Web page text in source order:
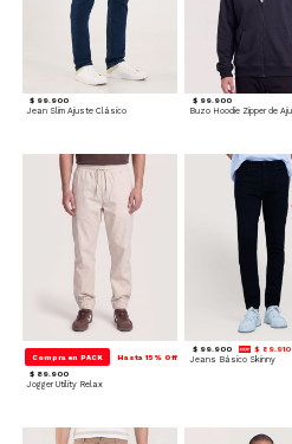
$ 99.900
Jean Slim Ajuste Clásico
$ 99.900
Compra en PACK Hasta 15% Off
$ 89.900
Jogger Utility Relax
$ 99.900 $ 89.910
Jeans Básico Skinny